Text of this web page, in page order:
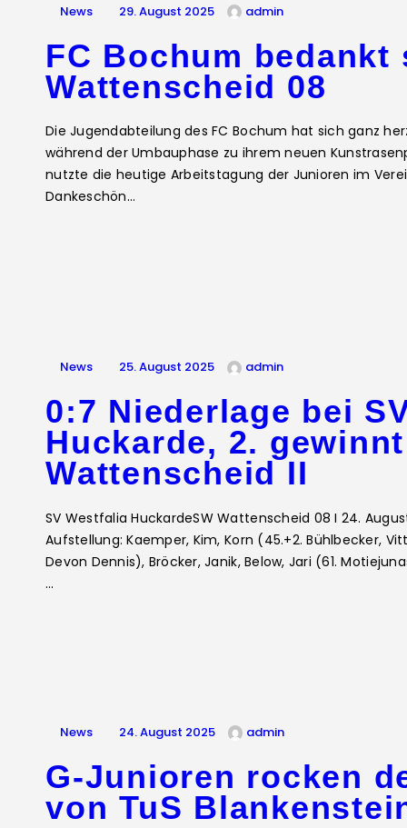
News 29. August 2025 admin
FC Bochum bedankt
Wattenscheid 08
Die Jugendabteilung des FC Bochum hat sich ganz
während der Umbauphase zu ihrem neuen
nutzte die heutige Arbeitstagung der Junioren im
Dankeschön…
News 25. August 2025 admin
0:7 Niederlage bei
Huckarde, 2.
Wattenscheid II
SV Westfalia HuckardeSW Wattenscheid 08 I 24.
Aufstellung: Kaemper, Kim, Korn (45.+2. Bühlbecker,
Devon Dennis), Bröcker, Janik, Below, Jari (61.
…
News 24. August 2025 admin
G-Junioren rocken
von TuS